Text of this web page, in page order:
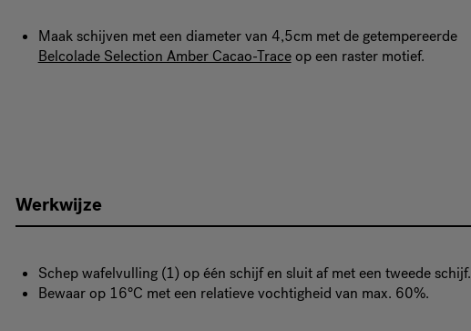
Maak schijven met een diameter van 4,5cm met de getempereerde
Belcolade Selection Amber Cacao-Traceop een raster motief.
Werkwijze
Schep wafelvulling (1) op één schijf en sluit af met een tweede schijf.
Bewaar op 16°C met een relatieve vochtigheid van max. 60%.